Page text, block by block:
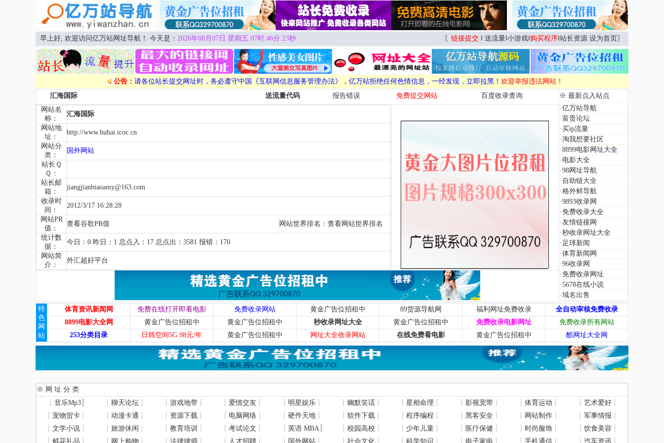
早上好, 欢迎访问亿万站网址导航！ 今天是： 2026年08月07日 星期五 07时:46分:24秒 〖 链接提交 送流量 小游戏 购买程序 站长资源 设为首页〗
公告： 请各位站长提交网址时，务必遵守中国《互联网信息服务管理办法》，亿万站拒绝任何色情信息，一经发现，立即拉黑！ 欢迎举报违法网站！
汇海国际
送流量代码 报告错误 免费提交网站 百度收录查询
※ 最新点入站点
·亿万站导航
·富贵论坛
·买ip流量
·淘我想要社区
·8899电影网址大全
· 电影大全
·98网址导航
· 自助链大全
·格外鲜导航
·9893收录网
·免费收录大全
·友情链接网
·秒收录网址大全
· 足球新闻
·体育新闻网
·96收录网
·免费收录网址
·5678在线小说
·域名出售
网站名
称：
汇海国际
网站地
址：
http://www.huhai.icoc.cn
网站分
类：
国外网站
站长Ｑ
Ｑ：
站长邮
箱：
jiangjianbiaoamy@163.com
收录时
间：
2012/3/17 16:28:28
网站PR
值：
查看谷歌PR值 网站世界排名： 查看网站世界排名
统计数
据：
今日：0 昨日：1 总点入：17 总点出：3581 报错：170
网站简
介：
外汇超好平台
特
色
网
站
体育资讯新闻网 免费在线打开即看电影 免费收录网站 黄金广告位招租中 89货源导航网 福利网址免费收录
全自动审核免费收录
8899电影大全网
黄金广告位招租中 黄金广告位招租中 秒收录网址大全 黄金广告位招租中 免费收录电影网址
免费收录所有网站
253分类目录
日韩空间5G 98元/年 黄金广告位招租中 网址大全收录网站 在线免费看电影 黄金广告位招租中 酷网址大全网
※ 网 址 分 类
┊ 音乐Mp3 ┊ ┊ 聊天论坛 ┊ ┊ 游戏地带 ┊ ┊ 爱情交友 ┊ ┊ 明星娱乐 ┊ ┊ 幽默笑话 ┊ ┊ 星相命理 ┊ ┊ 影视宽带┊ ┊ 体育运动 ┊ ┊ 艺术爱好┊
┊ 宠物贺卡 ┊ ┊ 动漫卡通 ┊ ┊ 资源下载 ┊ ┊ 电脑网络 ┊ ┊ 硬件天地 ┊ ┊ 软件下载 ┊ ┊ 程序编程 ┊ ┊ 黑客安全┊ ┊ 网站制作┊ ┊ 军事情报 ┊
┊ 文学小说 ┊ ┊ 旅游休闲 ┊ ┊ 教育培训 ┊ ┊ 考试论文 ┊ ┊ 英语 MBA┊ ┊ 校园高校 ┊ ┊ 少年儿童 ┊ ┊ 医疗保健 ┊ ┊ 时尚服饰┊ ┊ 饮食美容 ┊
┊ 鲜花礼品 ┊ ┊ 网上购物 ┊ ┊ 法律律师 ┊ ┊ 人才招聘 ┊ ┊ 国外网站 ┊ ┊ 社会文化 ┊ ┊ 科学知识 ┊ ┊ 电子家电┊ ┊ 手机通信┊ ┊ 汽车资讯┊